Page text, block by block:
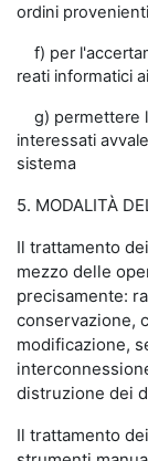
ordini
f) per
reati informatici
g) permettere
interessati
sistema
5. MODALITÀ
Il trattamento
mezzo delle
precisamente:
conservazione,
modificazione,
distruzione dei
Il trattamento